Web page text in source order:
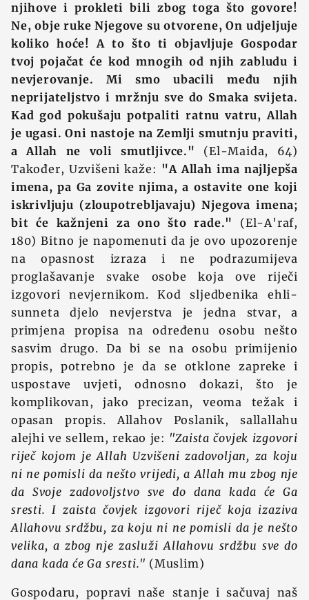
njihove i prokleti bili zbog toga što govore!
Ne, obje ruke Njegove su otvorene, On udjeljuje
koliko hoće! A to što ti objavljuje Gospodar
tvoj pojačat će kod mnogih od njih zabludu i
nevjerovanje. Mi smo ubacili među njih
neprijateljstvo i mržnju sve do Smaka svijeta.
Kad god pokušaju potpaliti ratnu vatru, Allah
je ugasi. Oni nastoje na Zemlji smutnju praviti,
a Allah ne voli smutljivce." (El-Maida, 64)
Također, Uzvišeni kaže: "A Allah ima najljepša
imena, pa Ga zovite njima, a ostavite one koji
iskrivljuju (zloupotrebljavaju) Njegova imena;
bit će kažnjeni za ono što rade."
(El-A'raf,
180) Bitno je napomenuti da je ovo upozorenje
na opasnost izraza i ne podrazumijeva
proglašavanje svake osobe koja ove riječi
izgovori nevjernikom. Kod sljedbenika ehli-
sunneta djelo nevjerstva je jedna stvar, a
primjena propisa na određenu osobu nešto
sasvim drugo. Da bi se na osobu primijenio
propis, potrebno je da se otklone zapreke i
uspostave uvjeti, odnosno dokazi, što je
komplikovan, jako precizan, veoma težak i
opasan propis. Allahov Poslanik, sallallahu
alejhi ve sellem, rekao je: "Zaista čovjek izgovori
riječ kojom je Allah Uzvišeni zadovoljan, za koju
ni ne pomisli da nešto vrijedi, a Allah mu zbog nje
da Svoje zadovoljstvo sve do dana kada će Ga
sresti. I zaista čovjek izgovori riječ koja izaziva
Allahovu srdžbu, za koju ni ne pomisli da je nešto
velika, a zbog nje zasluži Allahovu srdžbu sve do
dana kada će Ga sresti." (Muslim)
Gospodaru, popravi naše stanje i sačuvaj naš